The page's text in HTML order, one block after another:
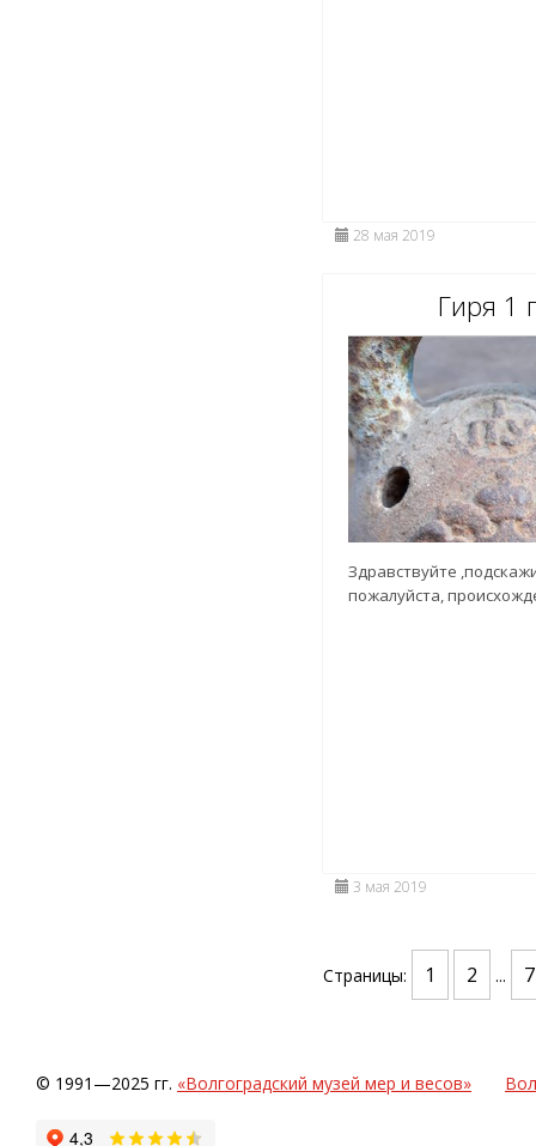
28 мая 2019
Гиря 1
Здравствуйте
пожалуйста,
3 мая 2019
Страницы: 1 2 ... 7
© 1991—2025 гг. «Волгоградский музей мер и весов»